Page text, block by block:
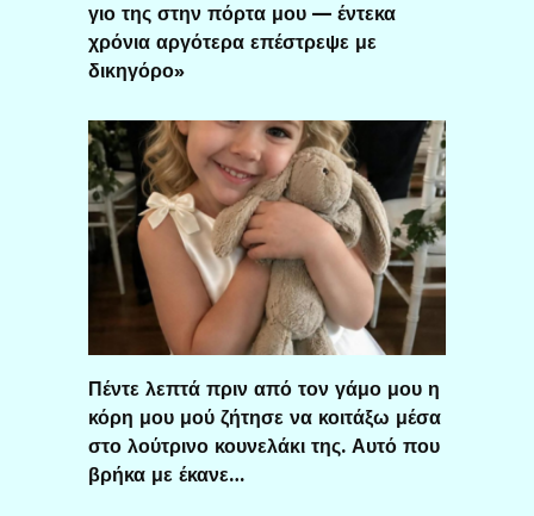
γιο της στην πόρτα μου — έντεκα
χρόνια αργότερα επέστρεψε με
δικηγόρο»
Πέντε λεπτά πριν από τον γάμο μου η
κόρη μου μού ζήτησε να κοιτάξω μέσα
στο λούτρινο κουνελάκι της. Αυτό που
βρήκα με έκανε…